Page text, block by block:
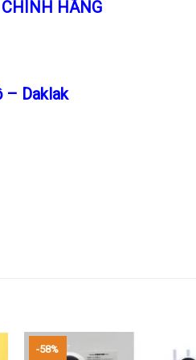
HÃNG
– Daklak
-58%